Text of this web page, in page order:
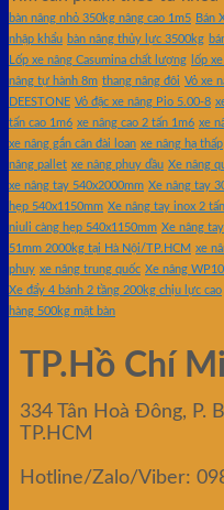
bàn nâng nhỏ 350kg nâng cao 1m5 Bán
nhập khẩu bàn nâng thủy lực 3500kg
Lốp xe nâng Casumina chất lượng
lốp
nâng tự hành 8m thang nâng đôi Vỏ xe
DEESTONE Vỏ đặc xe nâng Pio 5.00-8
tấn cao 1m6 xe nâng cao 2 tấn 1m6 xe
xe nâng gắn cân đài loan xe nâng hạ thấp
nâng pallet xe nâng phuy dầu Xe nâng
xe nâng tay 540x2000mm Xe nâng tay
hẹp 540x1150mm Xe nâng tay inox 2 tấn
niuli càng hẹp 540x1150mm Xe nâng
51mm 2000kg tại Hà Nội/TP.HCM xe
phuy xe nâng trung quốc Xe nâng
Xe đẩy 4 bánh 2 tầng 200kg chịu lực cao
hàng 500kg mặt bàn
TP.Hồ Chí
334 Tân Hoà Đông, P.
TP.HCM
Hotline/Zalo/Viber: